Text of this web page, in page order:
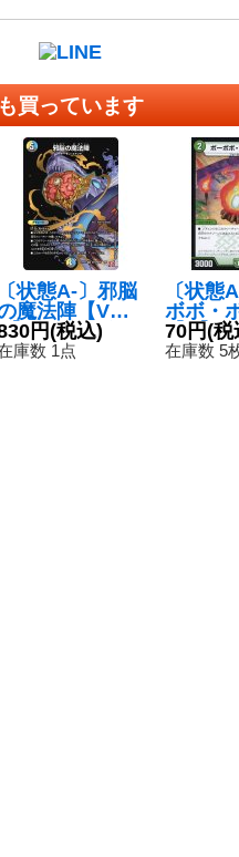
買っています
〔状態A-〕邪脳
魔法陣【V
】{24EX3秘1
秘20}《多》
円(税込)
庫数 1点
〔状態
ボボ・
【C】
20}《自
70円(税
在庫数 5